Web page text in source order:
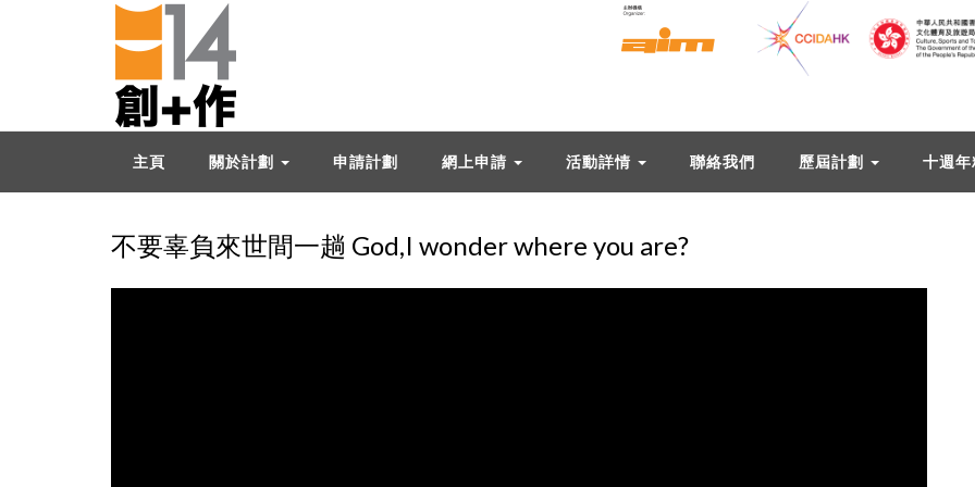
主頁 關於計劃 申請計劃 網上申請 活動詳情 聯絡我們 歷屆計劃 十週
不要辜負來世間一趟 God,I wonder where you are?